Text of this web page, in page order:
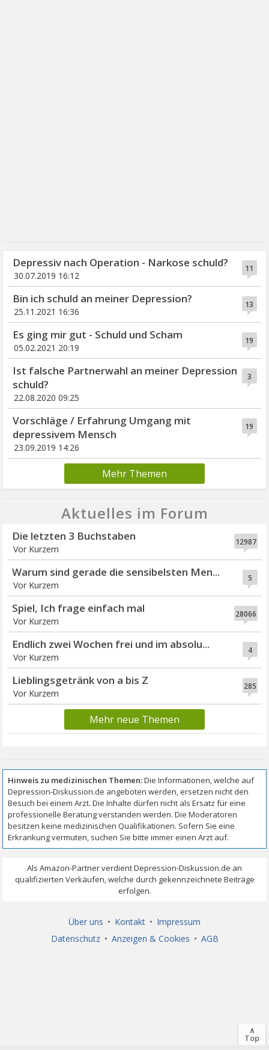
11
Depressiv nach Operation - Narkose schuld?
30.07.2019 16:12
13
Bin ich schuld an meiner Depression?
25.11.2021 16:36
19
Es ging mir gut - Schuld und Scham
05.02.2021 20:19
3
Ist falsche Partnerwahl an meiner Depression
schuld?
22.08.2020 09:25
19
Vorschläge / Erfahrung Umgang mit
depressivem Mensch
23.09.2019 14:26
Mehr Themen
Aktuelles im Forum
12987
Die letzten 3 Buchstaben
Vor Kurzem
5
Warum sind gerade die sensibelsten Men...
Vor Kurzem
28066
Spiel, Ich frage einfach mal
Vor Kurzem
4
Endlich zwei Wochen frei und im absolu...
Vor Kurzem
285
Lieblingsgetränk von a bis Z
Vor Kurzem
Mehr neue Themen
Über uns • Kontakt • Impressum
Datenschutz • Anzeigen & Cookies • AGB
∧
Top